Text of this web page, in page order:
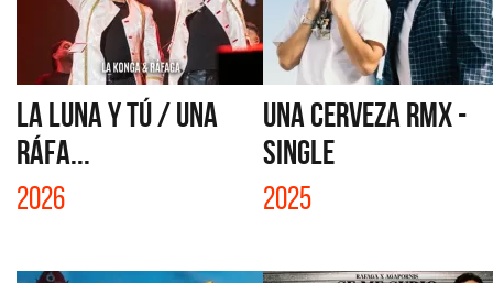
LA LUNA Y TÚ / UNA
RÁFA...
2026
UNA CERVEZA RMX -
SINGLE
2025